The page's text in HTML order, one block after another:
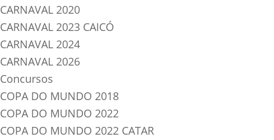
CARNAVAL 2020
CARNAVAL 2023 CAICÓ
CARNAVAL 2024
CARNAVAL 2026
Concursos
COPA DO MUNDO 2018
COPA DO MUNDO 2022
COPA DO MUNDO 2022 CATAR